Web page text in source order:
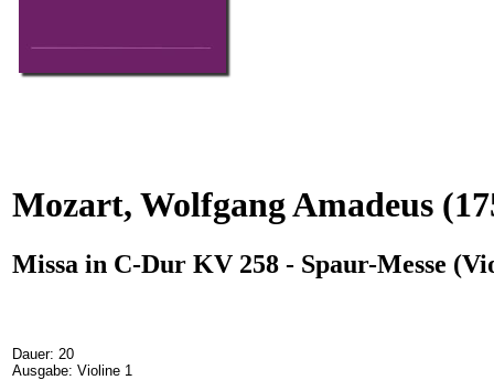
Mozart, Wolfgang Amadeus
Missa in C-Dur KV 258 - Spaur-Messe
Dauer: 20
Ausgabe: Violine 1